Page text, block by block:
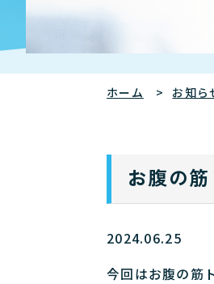
ホーム お知ら
お腹の
2024.06.25
今回はお腹の筋